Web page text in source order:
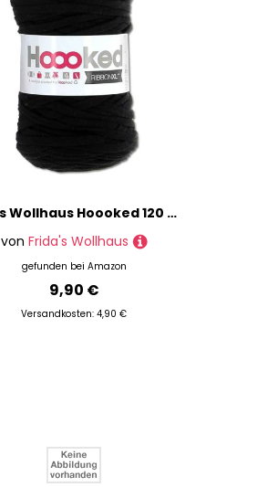
Frida's Wollhaus Hoooked 120 m Ribbon XL Uni 100% Recycling Riesen-Textilgarn Bänchengarn 32 Farben (RXL26 | Black Night)
von Frida's Wollhaus
gefunden bei Amazon
9,90 €
Versandkosten: 4,90 €